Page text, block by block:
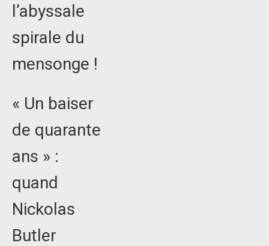
l’abyssale
spirale du
mensonge !
« Un baiser
de quarante
ans » :
quand
Nickolas
Butler